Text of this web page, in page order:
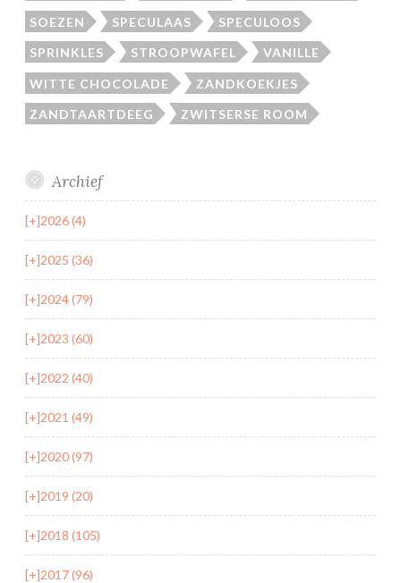
SOEZEN SPECULAAS SPECULOOS
SPRINKLES STROOPWAFEL VANILLE
WITTE CHOCOLADE ZANDKOEKJES
ZANDTAARTDEEG ZWITSERSE ROOM
Archief
[+]2026 (4)
[+]2025 (36)
[+]2024 (79)
[+]2023 (60)
[+]2022 (40)
[+]2021 (49)
[+]2020 (97)
[+]2019 (20)
[+]2018 (105)
[+]2017 (96)